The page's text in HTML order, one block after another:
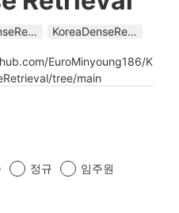
KoreaDenseRetrieval_Conference_24_1 (2) (1).pptx KoreaDenseRetrieval_Conference_24_1 (2) (1).pdf
EuroMinyoung186/K
tree/main
정규
임주원